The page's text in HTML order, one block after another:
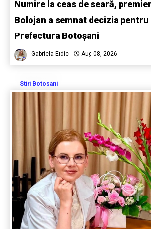
Numire la ceas de seară,
Bolojan a semnat decizia pentru
Prefectura Botoșani
Gabriela Erdic Aug 08, 2026
Stiri Botosani